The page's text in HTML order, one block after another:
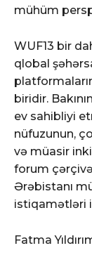
mühüm
WUF13 bir
qlobal
biridir.
ev sahibliyi
nüfuzunun,
və müasir
forum
Ərəbistanı
istiqamətləri
Fatma